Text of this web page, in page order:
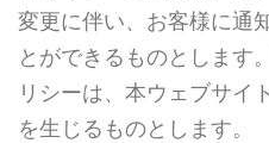
変更に伴い、お客様に通
とができるものとします
リシーは、本ウェブサイ
を生じるものとします。